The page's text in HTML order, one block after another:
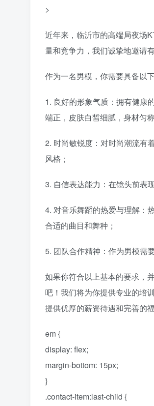
>
近年来，临沂市的高端局夜场
量和竞争力，我们诚挚地邀请
作为一名男模，你需要具备以
1. 良好的形象气质：拥有健康
端正，皮肤白皙细腻，身材匀
2. 时尚敏锐度：对时尚潮流有
风格；
3. 自信表达能力：在镜头前表
4. 对音乐舞蹈的热爱与理解：
合适的曲目和舞种；
5. 团队合作精神：作为男模需
如果你符合以上基本的要求，
吧！我们将为你提供专业的培
提供优厚的薪资待遇和完善的
em {
display: flex;
margin-bottom: 15px;
}
.contact-item:last-child {